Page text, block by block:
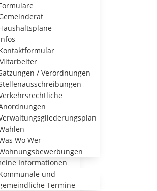
/ Verordnungen
Wo Wer
Informationen
und
Termine